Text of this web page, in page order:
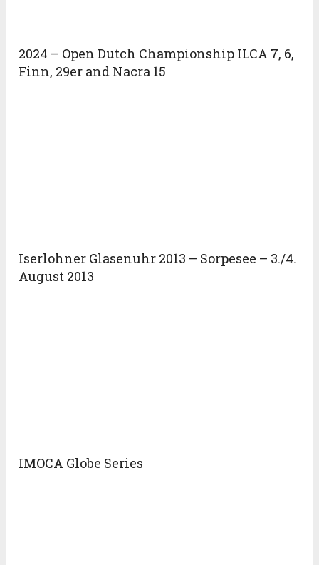
2024 – Open Dutch Championship ILCA 7, 6,
Finn, 29er and Nacra 15
Iserlohner Glasenuhr 2013 – Sorpesee – 3./4.
August 2013
IMOCA Globe Series